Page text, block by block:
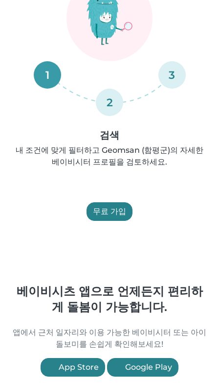
1
2
3
검색
내 조건에 맞게 필터하고 Geomsan (함평군)의 자세한
베이비시터 프로필을 검토하세요.
무료 가입
베이비시츠 앱으로 언제든지 편리하
게 돌봄이 가능합니다.
앱에서 근처 일자리와 이용 가능한 베이비시터 또는 아이
돌보미를 손쉽게 확인해보세요!
App Store Google Play